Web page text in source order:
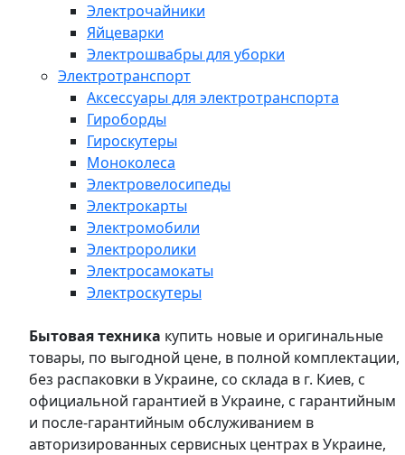
Электрочайники
Яйцеварки
Электрошвабры для уборки
Электротранспорт
Аксессуары для электротранспорта
Гироборды
Гироскутеры
Моноколеса
Электровелосипеды
Электрокарты
Электромобили
Электроролики
Электросамокаты
Электроскутеры
Бытовая техника купить новые и оригинальные
товары, по выгодной цене, в полной комплектации,
без распаковки в Украине, со склада в г. Киев, с
официальной гарантией в Украине, с гарантийным
и после-гарантийным обслуживанием в
авторизированных сервисных центрах в Украине,